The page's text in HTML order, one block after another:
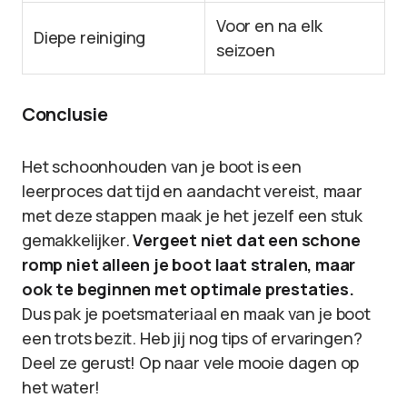
Diepe reiniging
Voor en na elk
seizoen
Conclusie
Het schoonhouden van je boot is een
leerproces dat tijd en aandacht vereist, maar
met deze stappen maak je het jezelf een stuk
gemakkelijker.Vergeet niet dat een schone
romp niet alleen je boot laat stralen, maar
ook te beginnen met optimale prestaties.
Dus pak je poetsmateriaal en maak van je boot
een trots bezit. Heb jij nog tips of ervaringen?
Deel ze gerust! Op naar vele mooie dagen op
het water!